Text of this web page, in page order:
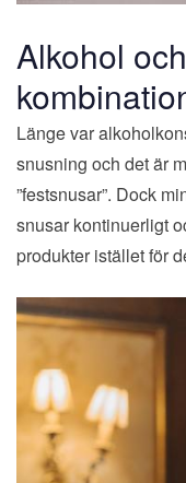
Alkohol
Länge var
snusning och det är
”festsnusar”. Dock
snusar kontinuerligt
produkter istället för